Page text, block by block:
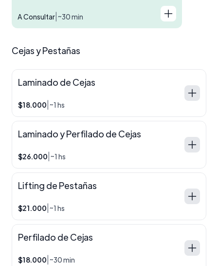
A Consultar ~30 min
Cejas y Pestañas
Laminado de Cejas
$18.000 ~1 hs
Laminado y Perfilado de Cejas
$26.000 ~1 hs
Lifting de Pestañas
$21.000 ~1 hs
Perfilado de Cejas
$18.000 ~30 min